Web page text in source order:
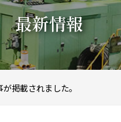
最新情報
掲載されました。